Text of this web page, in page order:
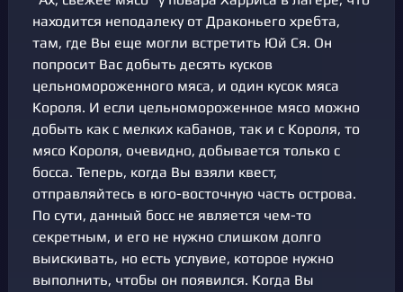
находится неподалеку от Драконьего хребта,
там, где Вы еще могли встретить Юй Ся. Он
попросит Вас добыть десять кусков
цельномороженного мяса, и один кусок мяса
Короля. И если цельномороженное мясо можно
добыть как с мелких кабанов, так и с Короля, то
мясо Короля, очевидно, добывается только с
босса. Теперь, когда Вы взяли квест,
отправляйтесь в юго-восточную часть острова.
По сути, данный босс не является чем-то
секретным, и его не нужно слишком долго
выискивать, но есть услувие, которое нужно
выполнить, чтобы он появился. Когда Вы